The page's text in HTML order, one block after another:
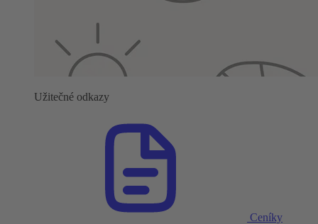
Užitečné odkazy
Ceníky